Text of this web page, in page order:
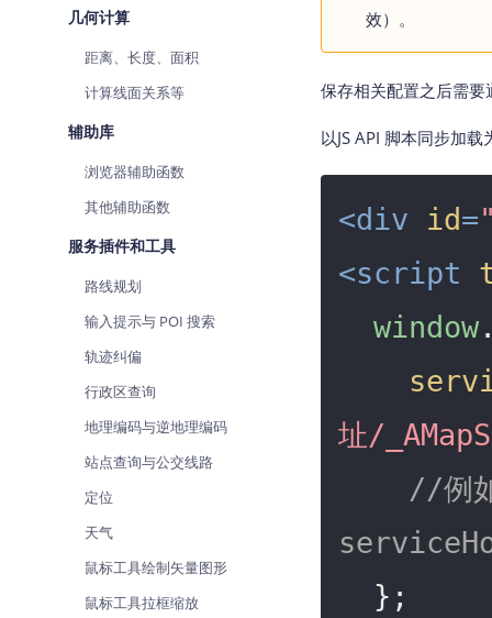
几何计算
距离、长度、面积
计算线面关系等
辅助库
浏览器辅助函数
其他辅助函数
服务插件和工具
路线规划
输入提示与 POI 搜索
轨迹纠偏
行政区查询
地理编码与逆地理编码
站点查询与公交线路
定位
天气
鼠标工具绘制矢量图形
鼠标工具拉框缩放
效）。
保存相关配置之后需要
以JS API 脚本同步加载
<div id=
<script
window
址/
//例